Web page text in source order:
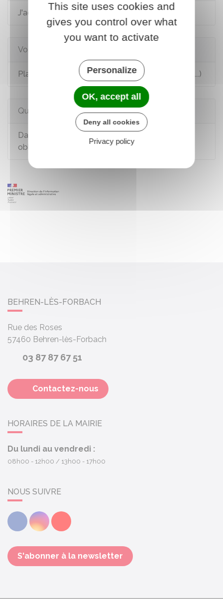
J'achète un logement
Voir aussi
Plantation de végétaux (haies, arbres, bambous...)
Questions ? Réponses !
Dans quel cas le débroussaillement est-il
obligatoire ?
BEHREN-LÈS-FORBACH
Rue des Roses
57460 Behren-lès-Forbach
03 87 87 67 51
Contactez-nous
HORAIRES DE LA MAIRIE
Du lundi au vendredi :
08h00 - 12h00 13h00 - 17h00
NOUS SUIVRE
FacebookInstagramYoutube
S'abonner à la newsletter
This site uses cookies and
gives you control over what
you want to activate
Personalize
OK, accept all
Deny all cookies
Privacy policy